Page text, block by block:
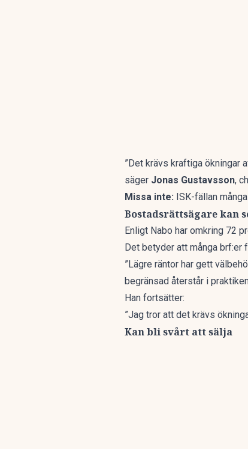
”Det krävs kraftiga ökningar
säger Jonas Gustavsson,
Missa inte: ISK-fällan
Bostadsrättsägare kan
Enligt Nabo har omkring 72
Det betyder att många brf:er
”Lägre räntor har gett
begränsad återstår i
Han fortsätter:
”Jag tror att det krävs
Kan bli svårt att sälja